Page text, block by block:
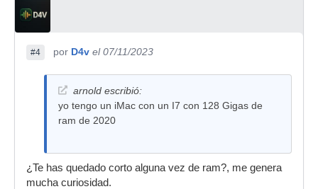
#4 por D4v el 07/11/2023
arnold escribió:
yo tengo un iMac con un I7 con 128 Gigas de
ram de 2020
¿Te has quedado corto alguna vez de ram?, me genera
mucha curiosidad.